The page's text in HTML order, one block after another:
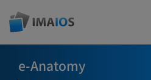
e-Anatomy